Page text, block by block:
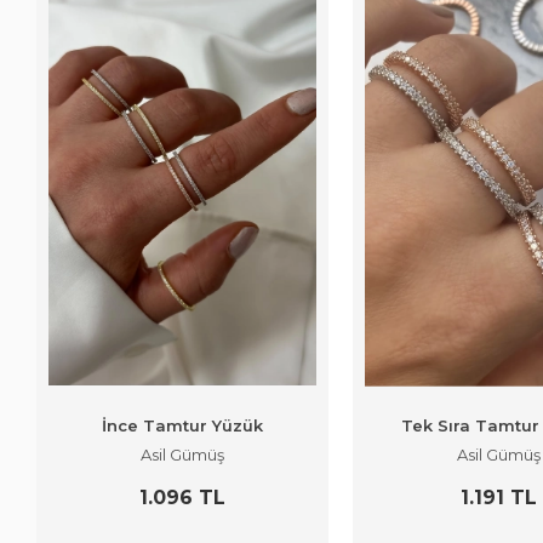
İnce Tamtur Yüzük
Asil Gümüş
1.096 TL
Tek Sıra
Asil Gümüş
1.191 TL